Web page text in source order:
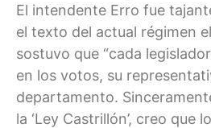
El intendente Erro fue
el texto del actual régimen
sostuvo que “cada
en los votos, su
departamento.
la ‘Ley Castrillón’, creo que